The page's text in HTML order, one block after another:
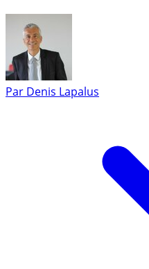
Par Denis Lapalus